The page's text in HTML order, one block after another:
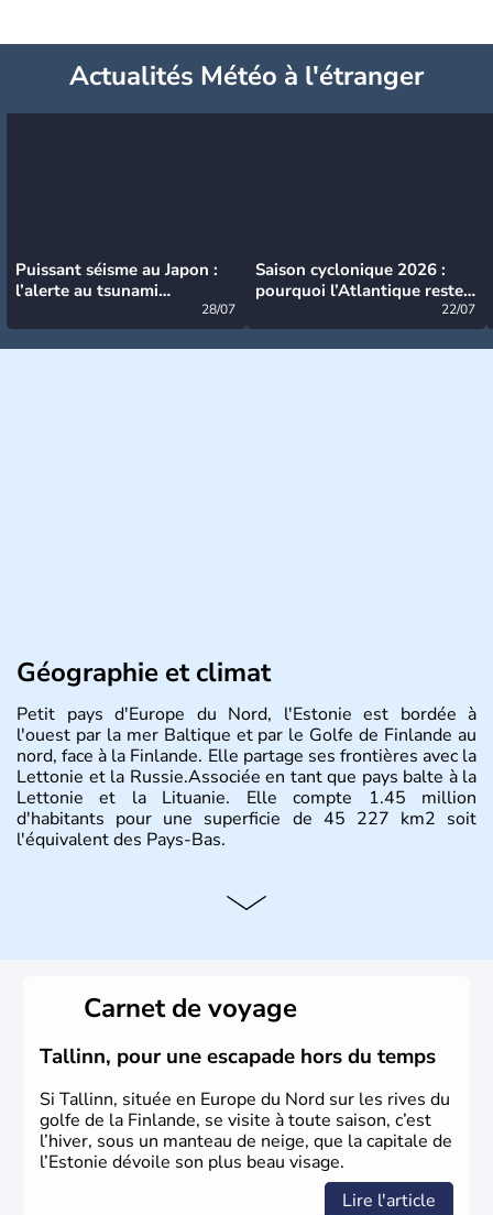
Actualités Météo à l'étranger
Puissant séisme au Japon :
l’alerte au tsunami
28/07
Saison cyclonique 2026 :
pourquoi l’Atlantique reste
22/07
Géographie et climat
Petit pays d'Europe du Nord, l'Estonie est bordée à
l'ouest par la mer Baltique et par le Golfe de Finlande au
nord, face à la Finlande. Elle partage ses frontières avec la
Lettonie et la Russie.Associée en tant que pays balte à la
Lettonie et la Lituanie. Elle compte 1.45 million
d'habitants pour une superficie de 45 227 km2 soit
l'équivalent des Pays-Bas.
Carnet de voyage
Tallinn, pour une escapade hors du temps
Si Tallinn, située en Europe du Nord sur les rives du
golfe de la Finlande, se visite à toute saison, c’est
l’hiver, sous un manteau de neige, que la capitale de
l’Estonie dévoile son plus beau visage.
Lire l'article